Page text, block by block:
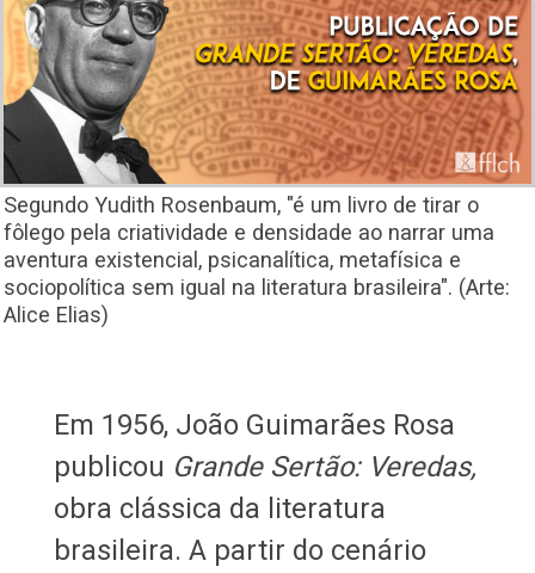
Segundo Yudith Rosenbaum, "é um livro de tirar o
fôlego pela criatividade e densidade ao narrar uma
aventura existencial, psicanalítica, metafísica e
sociopolítica sem igual na literatura brasileira". (Arte:
Alice Elias)
Em 1956, João Guimarães Rosa
publicou Grande Sertão: Veredas,
obra clássica da literatura
brasileira. A partir do cenário